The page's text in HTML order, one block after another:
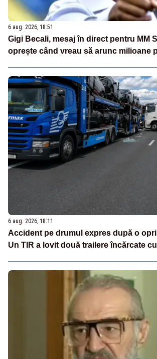
6 aug. 2026, 18:51
Gigi Becali, mesaj în direct pentru MM
oprește când vreau să arunc milioane
6 aug. 2026, 18:11
Accident pe drumul expres după o
Un TIR a lovit două trailere încărcate